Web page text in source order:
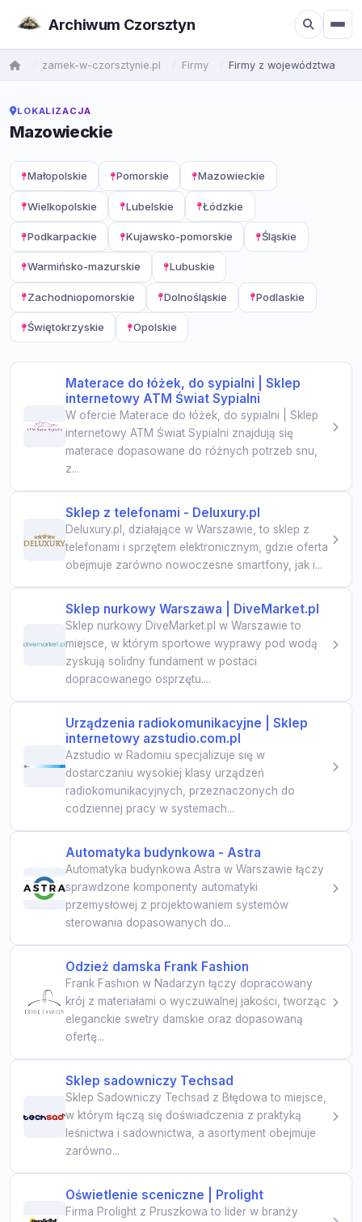
Archiwum Czorsztyn
zamek-w-czorsztynie.pl Firmy Firmy z województwa
LOKALIZACJA
Mazowieckie
Małopolskie Pomorskie Mazowieckie
Wielkopolskie Lubelskie Łódzkie
Podkarpackie Kujawsko-pomorskie Śląskie
Warmińsko-mazurskie Lubuskie
Zachodniopomorskie Dolnośląskie Podlaskie
Świętokrzyskie Opolskie
Materace do łóżek, do sypialni | Sklep
internetowy ATM Świat Sypialni
W ofercie Materace do łóżek, do sypialni | Sklep
internetowy ATM Świat Sypialni znajdują się
materace dopasowane do różnych potrzeb snu,
z...
Sklep z telefonami - Deluxury.pl
Deluxury.pl, działające w Warszawie, to sklep z
telefonami i sprzętem elektronicznym, gdzie oferta
obejmuje zarówno nowoczesne smartfony, jak i...
Sklep nurkowy Warszawa | DiveMarket.pl
Sklep nurkowy DiveMarket.pl w Warszawie to
miejsce, w którym sportowe wyprawy pod wodą
zyskują solidny fundament w postaci
dopracowanego osprzętu....
Urządzenia radiokomunikacyjne | Sklep
internetowy azstudio.com.pl
Azstudio w Radomiu specjalizuje się w
dostarczaniu wysokiej klasy urządzeń
radiokomunikacyjnych, przeznaczonych do
codziennej pracy w systemach...
Automatyka budynkowa - Astra
Automatyka budynkowa Astra w Warszawie łączy
sprawdzone komponenty automatyki
przemysłowej z projektowaniem systemów
sterowania dopasowanych do...
Odzież damska Frank Fashion
Frank Fashion w Nadarzyn łączy dopracowany
krój z materiałami o wyczuwalnej jakości, tworząc
eleganckie swetry damskie oraz dopasowaną
ofertę...
Sklep sadowniczy Techsad
Sklep Sadowniczy Techsad z Błędowa to miejsce,
w którym łączą się doświadczenia z praktyką
leśnictwa i sadownictwa, a asortyment obejmuje
zarówno...
Oświetlenie sceniczne | Prolight
Firma Prolight z Pruszkowa to lider w branży